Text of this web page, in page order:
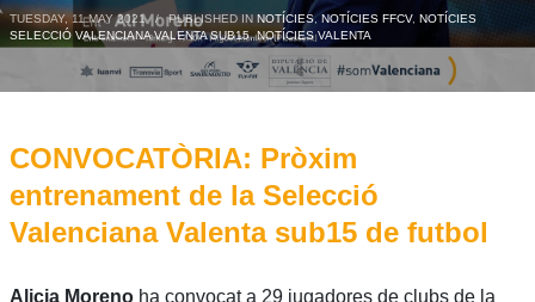
TUESDAY, 11 MAY 2021 / PUBLISHED IN NOTÍCIES, NOTÍCIES FFCV, NOTÍCIES
SELECCIÓ VALENCIANA VALENTA SUB15,NOTÍCIES VALENTA
CONVOCATÒRIA: Pròxim
entrenament de la Selecció
Valenciana Valenta sub15 de futbol
Alicia Moreno ha convocat a 29 jugadores de clubs de la